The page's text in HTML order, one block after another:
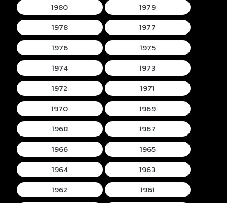
1980
1979
1978
1977
1976
1975
1974
1973
1972
1971
1970
1969
1968
1967
1966
1965
1964
1963
1962
1961